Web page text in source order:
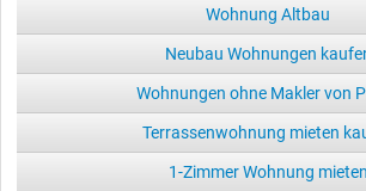
Wohnung Altbau
Neubau Wohnungen
Wohnungen ohne Makler von
Terrassenwohnung mieten
1-Zimmer Wohnung mieten